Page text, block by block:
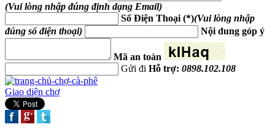
(Vui lòng nhập đúng định dạng Email)
Số Điện Thoại (*)(Vui lòng nhập
đúng số điện thoại)
Nội dung góp ý
Mã an toàn
Gửi đi Hỗ trợ: 0898.102.108
Giao diện chợ